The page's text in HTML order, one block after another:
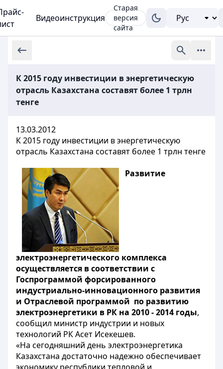
Видеоинструкция
Старая
версия
сайта
К 2015 году инвестиции в энергетическую
отрасль Казахстана составят более 1 трлн
тенге
13.03.2012
К 2015 году инвестиции в энергетическую
отрасль Казахстана составят более 1 трлн тенге
Развитие
электроэнергетического комплекса
осуществляется в соответствии с
Госпрограммой форсированного
индустриально-инновационного развития
и Отраслевой программой по развитию
электроэнергетики в РК на 2010 - 2014 годы,
сообщил министр индустрии и новых
технологий РК Асет Исекешев.
«На сегодняшний день электроэнергетика
Казахстана достаточно надежно обеспечивает